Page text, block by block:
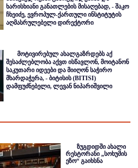
ხარისხიანი განათლების მისაღებად, - შაკო
ჩხეიძე, ევროპულ-ქართული ინსტიტუტის
აღმასრულებელი დირექტორი
მოტივირებულ ახალგაზრდებს აქ
შესაძლებლობა აქვთ ისწავლონ, მოიტანონ
საკუთარი იდეები და მიიღონ საჭირო
მხარდაჭერა, - ბიტისის (BITISI)
დამფუძნებელი, ლევან ნიპარიშვილი
ზუგდიდში ახალი
რესტორანი „სოხუმის
ეზო“ გაიხსნა